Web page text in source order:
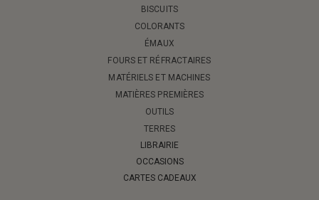
BISCUITS
COLORANTS
ÉMAUX
FOURS ET RÉFRACTAIRES
MATÉRIELS ET MACHINES
MATIÈRES PREMIÈRES
OUTILS
TERRES
LIBRAIRIE
OCCASIONS
CARTES CADEAUX